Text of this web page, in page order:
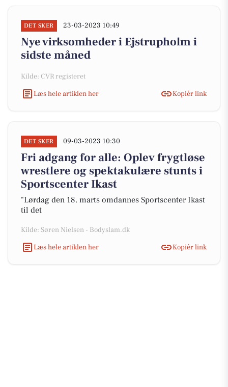
DET SKER 23-03-2023 10:49
Nye virksomheder i Ejstrupholm i
sidste måned
Kilde: CVR registeret
Læs hele artiklen her
Kopiér link
DET SKER 09-03-2023 10:30
Fri adgang for alle: Oplev frygtløse
wrestlere og spektakulære stunts i
Sportscenter Ikast
"Lørdag den 18. marts omdannes Sportscenter Ikast
til det
Kilde: Søren Nielsen - Bodyslam.dk
Læs hele artiklen her
Kopiér link